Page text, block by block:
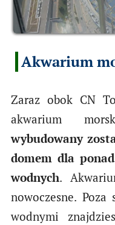
Akwarium
Zaraz obok CN
akwarium
wybudowany
domem dla
wodnych.
nowoczesne.
wodnymi